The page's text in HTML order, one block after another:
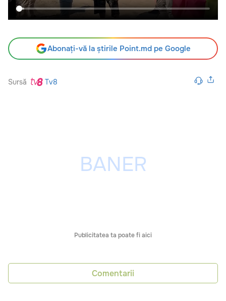
Abonați-vă la știrile Point.md pe Google
Sursă Tv8
Publicitatea ta poate fi aici
Comentarii